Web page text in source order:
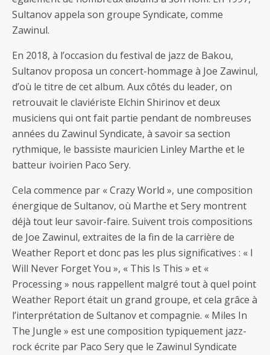
Sultanov appela son groupe Syndicate, comme
Zawinul.
En 2018, à l’occasion du festival de jazz de Bakou,
Sultanov proposa un concert-hommage à Joe Zawinul,
d’où le titre de cet album. Aux côtés du leader, on
retrouvait le claviériste Elchin Shirinov et deux
musiciens qui ont fait partie pendant de nombreuses
années du Zawinul Syndicate, à savoir sa section
rythmique, le bassiste mauricien Linley Marthe et le
batteur ivoirien Paco Sery.
Cela commence par « Crazy World », une composition
énergique de Sultanov, où Marthe et Sery montrent
déjà tout leur savoir-faire. Suivent trois compositions
de Joe Zawinul, extraites de la fin de la carrière de
Weather Report et donc pas les plus significatives : « I
Will Never Forget You », « This Is This » et «
Processing » nous rappellent malgré tout à quel point
Weather Report était un grand groupe, et cela grâce à
l’interprétation de Sultanov et compagnie. « Miles In
The Jungle » est une composition typiquement jazz-
rock écrite par Paco Sery que le Zawinul Syndicate